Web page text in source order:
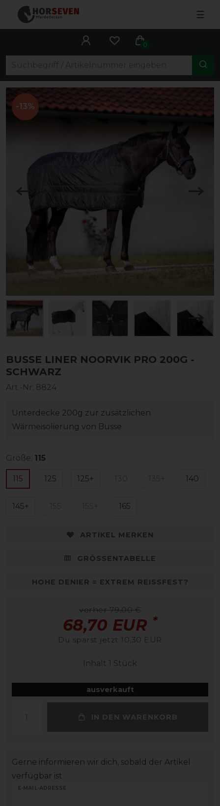
☰
0
-13%
BUSSE LINER NOORVIK PRO 200G -
SCHWARZ
Art.-Nr: 8824
Unterdecke 200g zur zusätzlichen
Wärmeisolierung von Busse
Größe: 115
115 125 125+ 140
145+ 165
ARTIKEL MERKEN
GRÖSSENTABELLE
HOHE DENIER = EXTREM REISSFEST?
vorher 79,00 €
68,70 EUR *
Du sparst jetzt 10,30 EUR
Inhalt 1 Stück
ausverkauft
IN DEN WARENKORB
Gerne informieren wir dich, sobald der Artikel
verfügbar ist.
E-MAIL-ADRESSE